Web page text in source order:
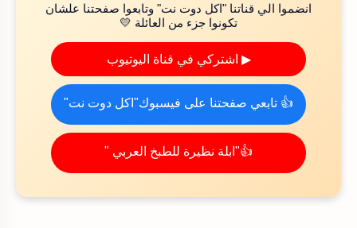
انضموا الي قناتنا "اكل دوت نت" وتابعوا صفحتنا علشان
تكونوا جزء من العائلة 💛
▶ اشتركي في قناة اليوتيوب
👍 تابعي صفحتنا على فيسبوك"اكل دوت نت"
👍"ابلة نظيرة للطبخ العربي "